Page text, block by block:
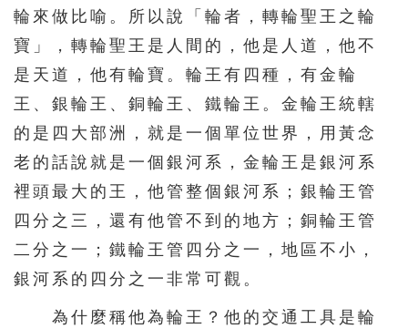
556 557 558 559 560
562 563 564 565
566 567 568 569 570
571 572 573 574 575
581 582 583 584 585
586 587 588 589 590
591 592 593 594 595
596 597 598
601 602 603 604 605
輪來做比喻。所以說「輪者，轉輪聖王之輪
寶」，轉輪聖王是人間的，他是人道，他不
是天道，他有輪寶。輪王有四種，有金輪
王、銀輪王、銅輪王、鐵輪王。金輪王統轄
的是四大部洲，就是一個單位世界，用黃念
老的話說就是一個銀河系，金輪王是銀河系
裡頭最大的王，他管整個銀河系；銀輪王管
四分之三，還有他管不到的地方；銅輪王管
二分之一；鐵輪王管四分之一，地區不小，
銀河系的四分之一非常可觀。
為什麼稱他為輪王？他的交通工具是輪